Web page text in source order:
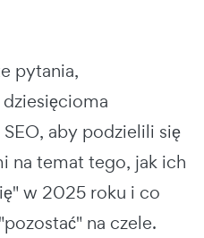
pytania,
aby podzielili się
na temat tego, jak ich
w 2025 roku i co
na czele.